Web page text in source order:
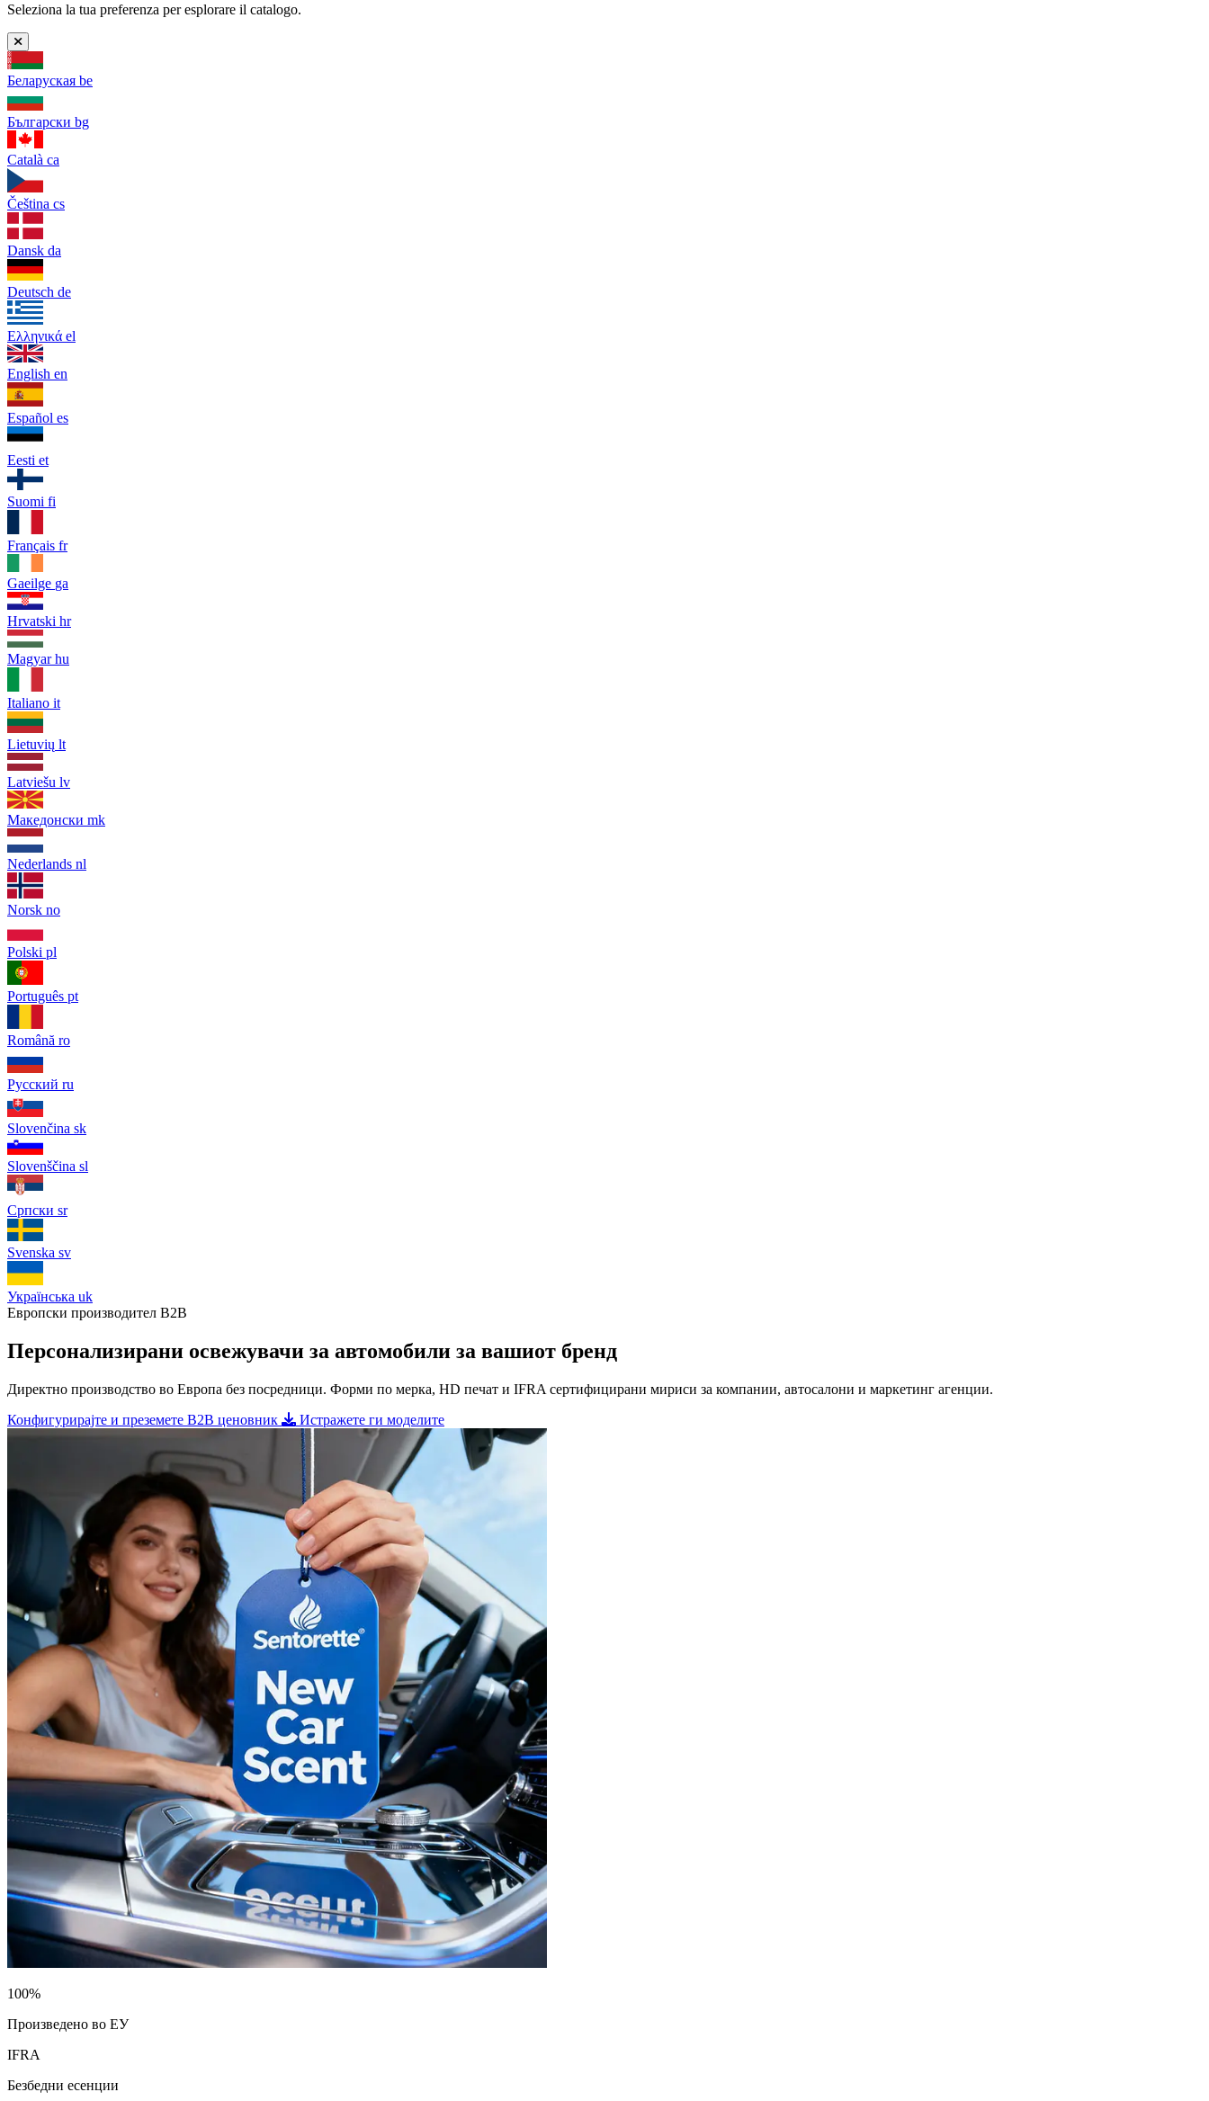
Seleziona la tua preferenza per esplorare il catalogo.
Беларуская be
Български bg
Català ca
Čeština cs
Dansk da
Deutsch de
Ελληνικά el
English en
Español es
Eesti et
Suomi fi
Français fr
Gaeilge ga
Hrvatski hr
Magyar hu
Italiano it
Lietuvių lt
Latviešu lv
Македонски mk
Nederlands nl
Norsk no
Polski pl
Português pt
Română ro
Русский ru
Slovenčina sk
Slovenščina sl
Српски sr
Svenska sv
Українська uk
Европски производител B2B
Персонализирани освежувачи за автомобили за вашиот бренд
Директно производство во Европа без посредници. Форми по мерка, HD печат и IFRA сертифицирани мириси за компании, автосалони и маркетинг агенции.
Конфигурирајте и преземете B2B ценовник
Истражете ги моделите
100%
Произведено во ЕУ
IFRA
Безбедни есенции